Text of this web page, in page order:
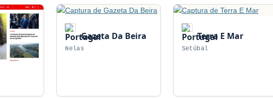
Gazeta Da Beira
Nelas
Terra E Mar
Setúbal